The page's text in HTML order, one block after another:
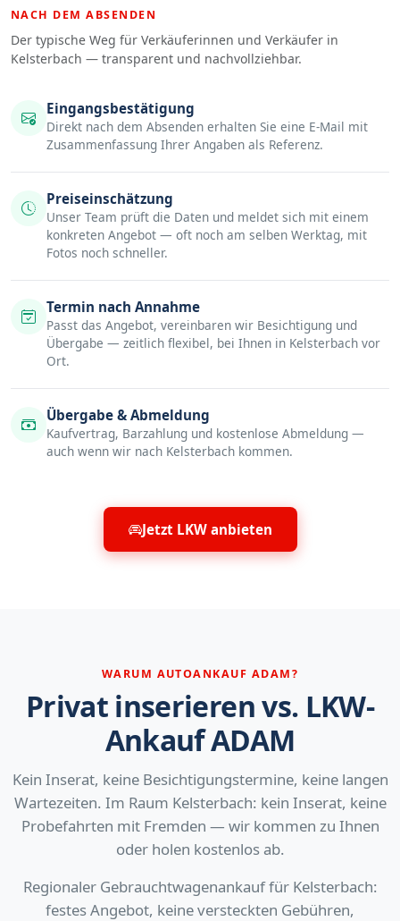
NACH DEM ABSENDEN
Der typische Weg für Verkäuferinnen und Verkäufer in
Kelsterbach — transparent und nachvollziehbar.
Eingangsbestätigung
Direkt nach dem Absenden erhalten Sie eine E-Mail mit
Zusammenfassung Ihrer Angaben als Referenz.
Preiseinschätzung
Unser Team prüft die Daten und meldet sich mit einem
konkreten Angebot — oft noch am selben Werktag, mit
Fotos noch schneller.
Termin nach Annahme
Passt das Angebot, vereinbaren wir Besichtigung und
Übergabe — zeitlich flexibel, bei Ihnen in Kelsterbach vor
Ort.
Übergabe & Abmeldung
Kaufvertrag, Barzahlung und kostenlose Abmeldung —
auch wenn wir nach Kelsterbach kommen.
Jetzt LKW anbieten
WARUM AUTOANKAUF ADAM?
Privat inserieren vs. LKW-
Ankauf ADAM
Kein Inserat, keine Besichtigungstermine, keine langen
Wartezeiten. Im Raum Kelsterbach: kein Inserat, keine
Probefahrten mit Fremden — wir kommen zu Ihnen
oder holen kostenlos ab.
Regionaler Gebrauchtwagenankauf für Kelsterbach:
festes Angebot, keine versteckten Gebühren,